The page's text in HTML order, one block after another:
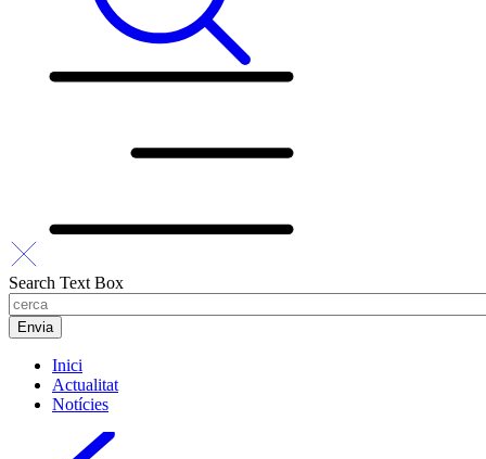
Search Text Box
Inici
Actualitat
Notícies